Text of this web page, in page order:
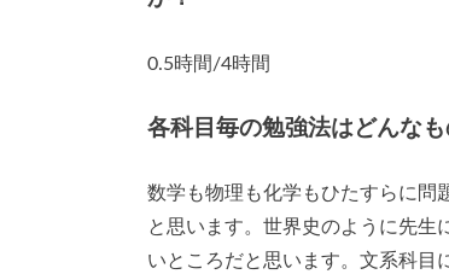
0.5時間/4時間
各科目毎の勉強法はどんなも
数学も物理も化学もひたすらに問
と思います。世界史のように先生
いところだと思います。文系科目